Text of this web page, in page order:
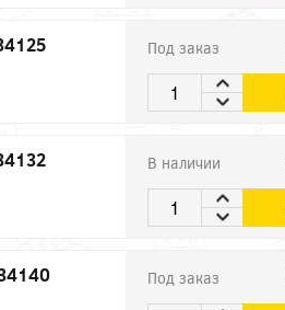
Под заказ
В наличии
Под заказ